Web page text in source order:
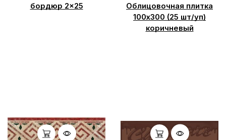
бордюр 2×25
Облицовочная плитка
100х300 (25 шт/уп)
коричневый